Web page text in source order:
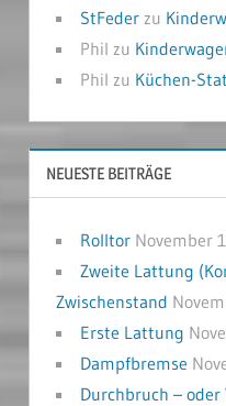
StFederzu
Phil zu
Phil zu Küchen-
NEUESTE BEITRÄGE
Rolltor November
Zweite Lattung
Zwischenstand
Erste Lattung
Dampfbremse
Durchbruch – oder